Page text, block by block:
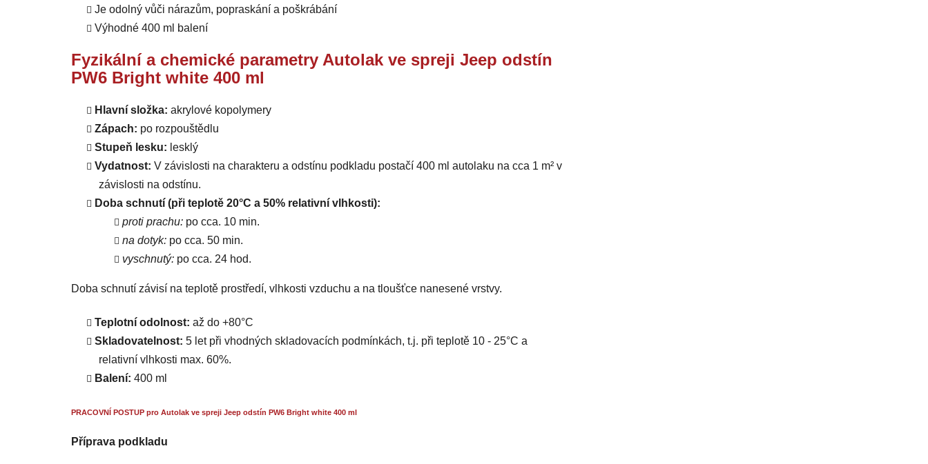
Je odolný vůči nárazům, popraskání a poškrábání
Výhodné 400 ml balení
Fyzikální a chemické parametry Autolak ve spreji Jeep odstín
PW6 Bright white 400 ml
Hlavní složka: akrylové kopolymery
Zápach: po rozpouštědlu
Stupeň lesku: lesklý
Vydatnost: V závislosti na charakteru a odstínu podkladu postačí 400 ml autolaku na cca 1 m² v
závislosti na odstínu.
Doba schnutí (při teplotě 20°C a 50% relativní vlhkosti):
proti prachu: po cca. 10 min.
na dotyk: po cca. 50 min.
vyschnutý: po cca. 24 hod.
Doba schnutí závisí na teplotě prostředí, vlhkosti vzduchu a na tloušťce nanesené vrstvy.
Teplotní odolnost: až do +80°C
Skladovatelnost: 5 let při vhodných skladovacích podmínkách, t.j. při teplotě 10 - 25°C a
relativní vlhkosti max. 60%.
Balení: 400 ml
PRACOVNÍ POSTUP pro Autolak ve spreji Jeep odstín PW6 Bright white 400 ml
Příprava podkladu